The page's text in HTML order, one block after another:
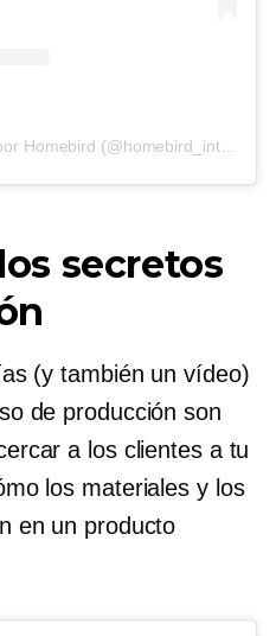
Una publicación compartida por Homebird (@homebird_interiors)
secretos
(y también un vídeo)
de producción son
a los clientes a tu
los materiales y los
en un producto